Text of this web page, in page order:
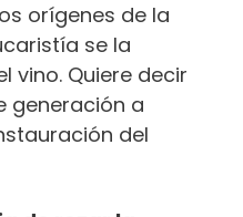
orígenes de la
se la
vino. Quiere decir
generación a
del